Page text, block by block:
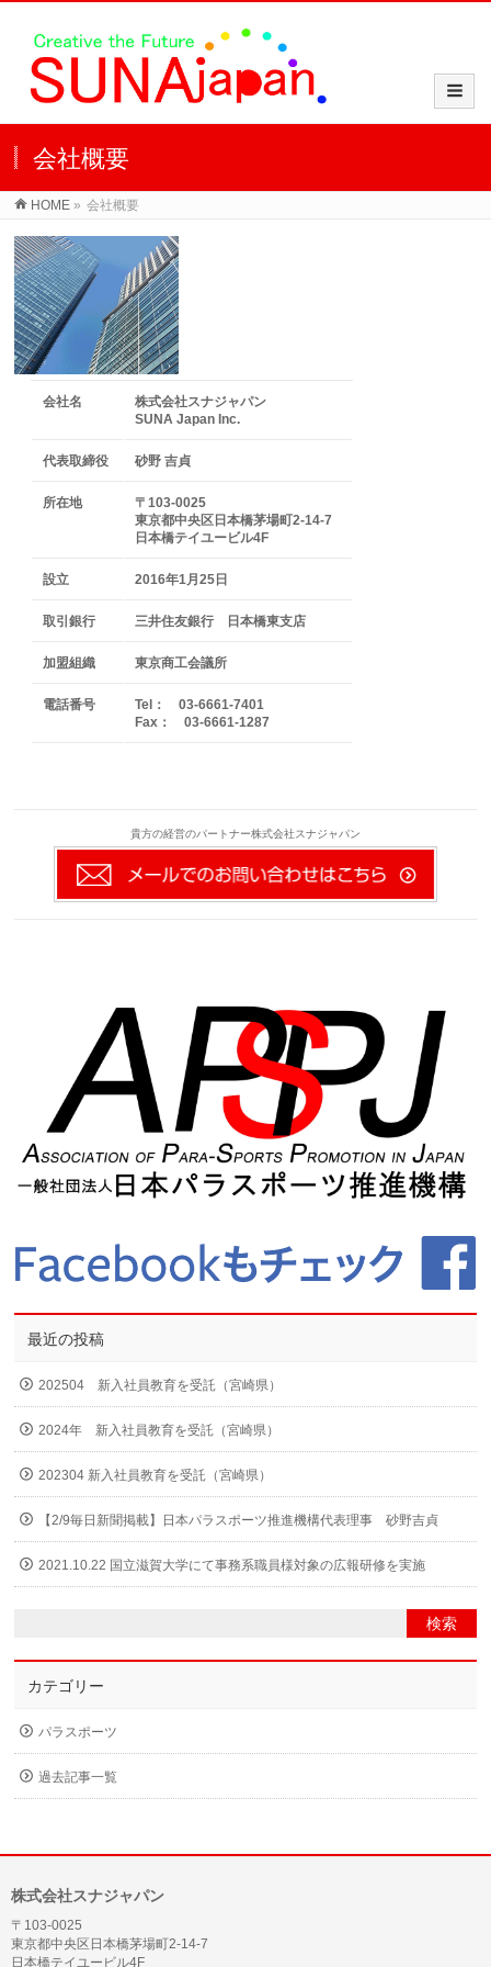
会社概要
HOME » 会社概要
会社名
株式会社スナジャパン
SUNA Japan Inc.
代表取締役 砂野 吉貞
所在地
〒103-0025
東京都中央区日本橋茅場町2-14-7
日本橋テイユービル4F
設立 2016年1月25日
取引銀行 三井住友銀行 日本橋東支店
加盟組織 東京商工会議所
電話番号
Tel： 03-6661-7401
Fax： 03-6661-1287
貴方の経営のパートナー株式会社スナジャパン
最近の投稿
202504 新入社員教育を受託（宮崎県）
2024年 新入社員教育を受託（宮崎県）
202304 新入社員教育を受託（宮崎県）
【2/9毎日新聞掲載】日本パラスポーツ推進機構代表理事 砂野吉貞
2021.10.22 国立滋賀大学にて事務系職員様対象の広報研修を実施
カテゴリー
パラスポーツ
過去記事一覧
株式会社スナジャパン
〒103-0025
東京都中央区日本橋茅場町2-14-7
日本橋テイユービル4F